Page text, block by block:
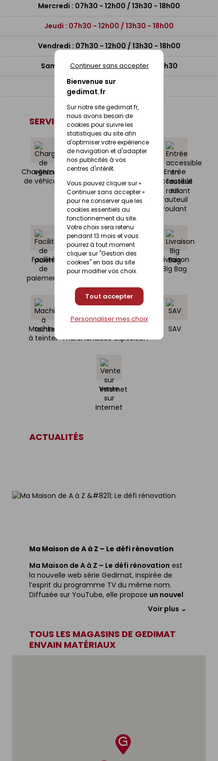
Bienvenue sur
gedimat.fr
Sur notre site gedimat.fr,
nous avons besoin de
cookies pour suivre les
statistiques du site afin
d'optimiser votre expérience
de navigation et d'adapter
nos publicités à vos
centres d'intérêt.
Vous pouvez cliquer sur «
Continuer sans accepter »
pour ne conserver que les
cookies essentiels au
fonctionnement du site.
Votre choix sera retenu
pendant 13 mois et vous
pourrez à tout moment
cliquer sur "Gestion des
cookies" en bas du site
pour modifier vos choix.
Tout accepter
Continuer sans accepter
Personnaliser mes choix
Mercredi : 07h30 - 12h00 / 13h30 - 18h00
Jeudi : 07h30 - 12h00 / 13h30 - 18h00
Vendredi : 07h30 - 12h00 / 13h30 - 18h00
Samedi : 08h30 - 12h00 / 13h30 - 17h30
Dimanche : Fermé
SERVICES
Chargement
de véhicule
Coin
café
Projets
Entrée
accessible
en
fauteuil
roulant
Facilité
de
paiement
Libre
Service
Livraison
Livraison
Big Bag
Machine
à teinter marchandises Exposition
SAV
Vente
sur
Internet
ACTUALITÉS
Ma Maison de A à Z – Le défi rénovation
Ma Maison de A à Z – Le défi rénovation est
la nouvelle web série Gedimat, inspirée de
l’esprit du programme TV du même nom.
Diffusée sur YouTube, elle propose un nouvel
autour d’un défi
concret de rénovation ou d’aménagement.
Dans chaque épisode,Matthieu, présentateur
de l’émission, lance un défi à
deux passionnés de rénovation suivis par près
Le parcours en magasin permet de découvrir
les produits, matériaux et équipements
disponibles pour réaliser le projet.
Voir plus
TOUS LES MAGASINS DE GEDIMAT
ENVAIN MATÉRIAUX